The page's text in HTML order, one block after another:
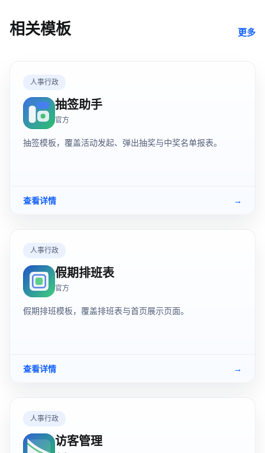
相关模板 更多
人事行政
抽签助手
官方
抽签模板，覆盖活动发起、弹出抽奖与中奖名单报表。
查看详情 →
人事行政
假期排班表
官方
假期排班模板，覆盖排班表与首页展示页面。
查看详情 →
人事行政
访客管理